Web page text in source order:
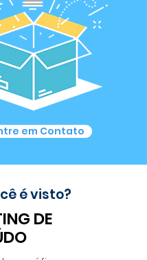
em Contato
é visto?
DE